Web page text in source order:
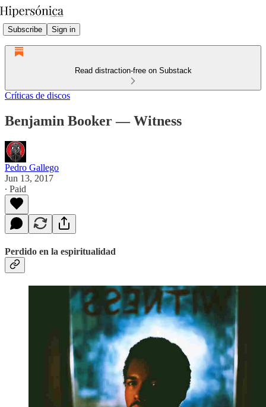
Subscribe Sign in
Read distraction-free on Substack
Críticas de discos
Benjamin Booker — Witness
Pedro Gallego
Jun 13, 2017
∙ Paid
Perdido en la espiritualidad